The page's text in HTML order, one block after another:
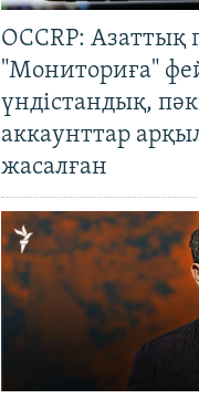
OCCRP: Азаттық
"Мониториға"
үндістандық,
аккаунттар
жасалған